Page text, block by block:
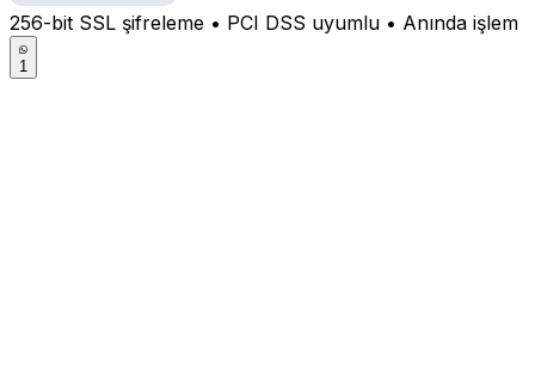
256-bit SSL şifreleme • PCI DSS uyumlu • Anında işlem
1